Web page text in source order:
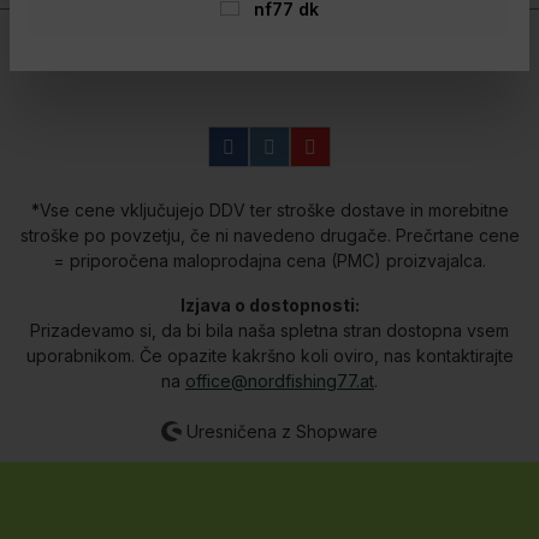
*Vse cene vključujejo DDV ter stroške dostave in morebitne
stroške po povzetju, če ni navedeno drugače. Prečrtane cene
= priporočena maloprodajna cena (PMC) proizvajalca.
Izjava o dostopnosti:
Prizadevamo si, da bi bila naša spletna stran dostopna vsem
uporabnikom. Če opazite kakršno koli oviro, nas kontaktirajte
na office@nordfishing77.at.
Uresničena z Shopware
nf77 dk